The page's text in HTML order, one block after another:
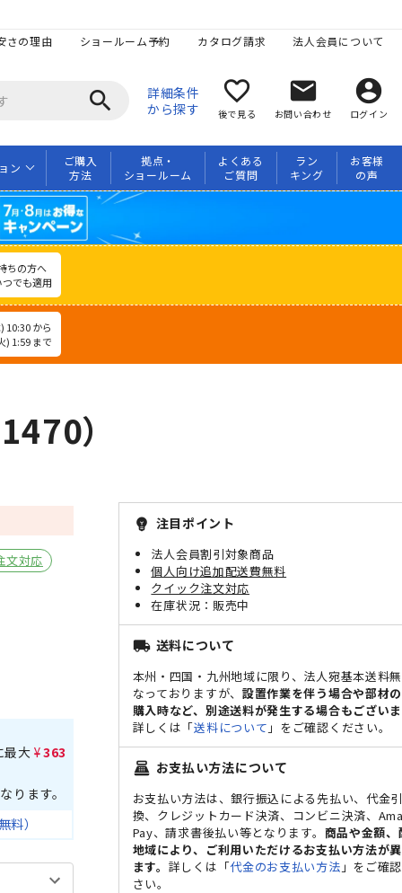
さの理由 ショールーム予約 カタログ請求 法人会員について
search
詳細条件
から探す
favorite_border
後で見る
mail
お問い合わせ
account_circle
ログイン
ン
ご購入
方法
拠点・
ショールーム
よくある
ご質問
ラン
キング
お客様
の声
ちの方へ
でも適用
10:30 から
) 1:59 まで
）
文対応
最大 ¥363
ります。
料）
emoji_objects 注目ポイント
法人会員割引対象商品
個人向け追加配送費無料
クイック注文対応
販売中
local_shipping 送料について
本州・四国・九州地域に限り、法人宛基本送料
なっておりますが、 設置作業を伴う場合や部材
購入時など、別途送料が発生する場合もござい
詳しくは「送料について 」をご確認ください。
point_of_sale お支払い方法について
お支払い方法は、銀行振込による先払い、代金
換、クレジットカード決済、コンビニ決済、
Pay、請求書後払い等となります。 商品や金額、
地域により、ご利用いただけるお支払い方法が
ます。 詳しくは「代金のお支払い方法 」をご確
さい。